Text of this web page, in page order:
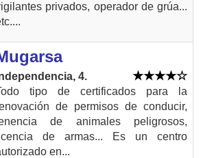
privados, operador de grúa...
4.
tipo de certificados para la
de permisos de conducir,
de animales peligrosos,
de armas... Es un centro
en...